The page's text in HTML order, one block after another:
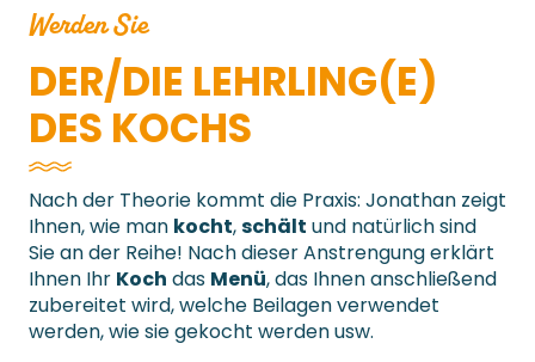
Werden Sie
DER/DIE LEHRLING(E)
DES KOCHS
Nach der Theorie kommt die Praxis: Jonathan zeigt
Ihnen, wie man kocht,schält und natürlich sind
Sie an der Reihe! Nach dieser Anstrengung erklärt
Ihnen Ihr Koch das Menü, das Ihnen anschließend
zubereitet wird, welche Beilagen verwendet
werden, wie sie gekocht werden usw.